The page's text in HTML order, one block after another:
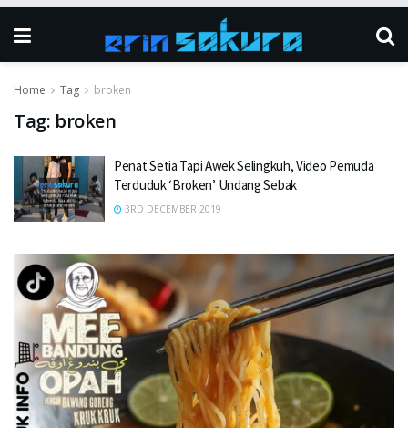
Home Tag broken
Tag: broken
Penat Setia Tapi Awek Selingkuh, Video Pemuda
Terduduk ‘Broken’ Undang Sebak
3RD DECEMBER 2019